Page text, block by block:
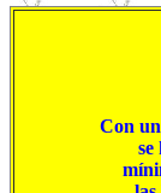
Con
se